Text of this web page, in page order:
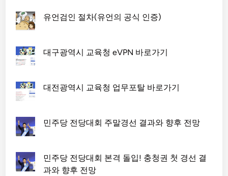
유언검인 절차(유언의 공식 인증)
대구광역시 교육청 eVPN 바로가기
대전광역시 교육청 업무포탈 바로가기
민주당 전당대회 주말경선 결과와 향후 전망
민주당 전당대회 본격 돌입! 충청권 첫 경선 결
과와 향후 전망